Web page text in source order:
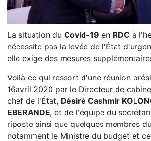
La situation du Covid-19 en RDC à
nécessite pas la levée de l'État
elle exige des mesures
Voilà ce qui ressort d'une réunion
16avril 2020 par le Directeur de
chef de l'État, Désiré Cashmir
EBERANDE, et de l'équipe du
riposte ainsi que quelques membres
notamment le Ministre du budget et